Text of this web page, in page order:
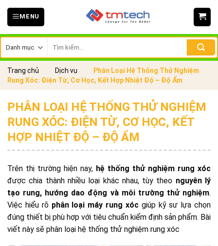
Skip
MENU
kiếm:
Trang chủ Dịch vụ
Phân Loại Hệ Thống Thử Nghiệm
Rung Xóc: Điện Từ, Cơ Học, Kết Hợp Nhiệt Độ – Độ Ẩm
PHÂN LOẠI HỆ THỐNG THỬ NGHIỆM
RUNG XÓC: ĐIỆN TỪ, CƠ HỌC, KẾT
HỢP NHIỆT ĐỘ – ĐỘ ẨM
Trên thị trường hiện nay, hệ thống thử nghiệm rung xóc
được chia thành nhiều loại khác nhau, tùy theo nguyên lý
tạo rung, hướng dao động và môi trường thử nghiệm.
Việc hiểu rõ phân loại máy rung xócgiúp kỹ sư lựa chọn
đúng thiết bị phù hợp với tiêu chuẩn kiểm định sản phẩm. Bài
viết này sẽ phân loại hệ thống thử nghiệm rung xóc